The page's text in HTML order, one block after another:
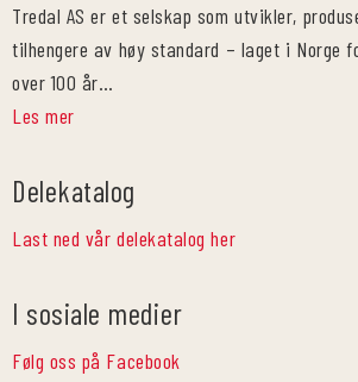
Tredal AS er et selskap som utvikler,
tilhengere av høy standard – laget i Norge
over 100 år…
Les mer
Delekatalog
Last ned vår delekatalog her
I sosiale medier
Følg oss på Facebook